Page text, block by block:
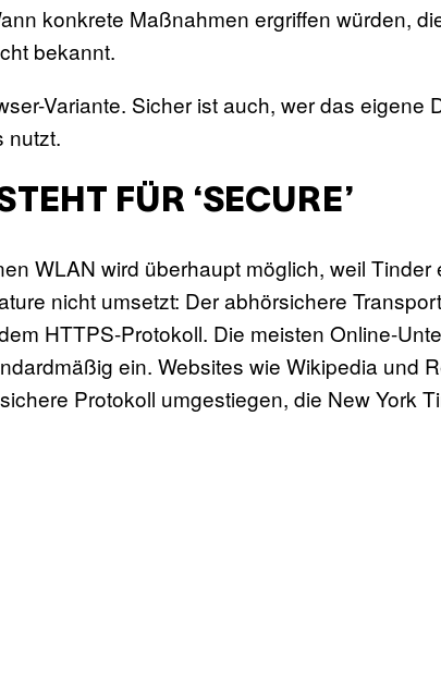
konkrete Maßnahmen ergriffen würden,
bekannt.
Variante. Sicher ist auch, wer das eigene
nutzt.
FÜR ‘SECURE’
WLAN wird überhaupt möglich, weil Tinder
nicht umsetzt: Der abhörsichere
HTTPS-Protokoll. Die meisten Online-
ein. Websites wie Wikipedia und
Protokoll umgestiegen, die New York